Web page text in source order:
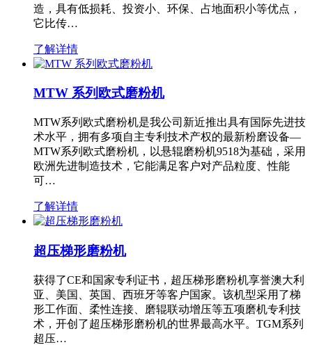
造，具有低损耗、投资小、环保、占地面积小等优点，
它比传…
了解详情
MTW 系列欧式磨粉机
MTW系列欧式磨粉机是我公司新近推出具有国际先进技
术水平，拥有多项自主专利技术产权的最新粉磨设备—
MTW系列欧式磨粉机，以悬辊磨粉机9518为基础，采用
欧洲先进制造技术，它能满足客户对产品粒度、性能
可…
了解详情
超压梯形磨粉机
获得了CE和国家专利证书，超压梯形磨粉机享誉澳大利
亚、美国、英国、西班牙等客户国家。该机型采用了梯
形工作面、柔性连接、磨辊联动增压等五项磨机专利技
术，开创了超压梯形磨粉机的世界最高水平。TGM系列
超压…